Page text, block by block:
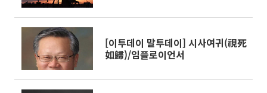
[이투데이 말투데이] 시사여귀(視死
如歸)/임플로이언서